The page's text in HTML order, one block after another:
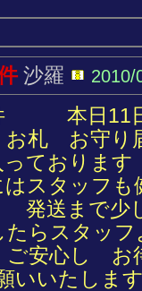
沙羅 2010/
本日11
お札 お守り
っておりま
スタッフも
発送まで
らスタッ
ご安心し お
いいたしま